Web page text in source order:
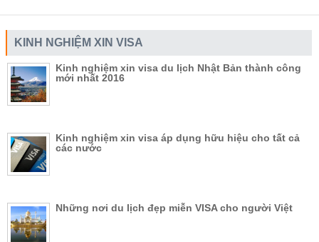
KINH NGHIỆM XIN VISA
Kinh nghiệm xin visa du lịch Nhật Bản thành công
mới nhất 2016
Kinh nghiệm xin visa áp dụng hữu hiệu cho tất cả
các nước
Những nơi du lịch đẹp miễn VISA cho người Việt